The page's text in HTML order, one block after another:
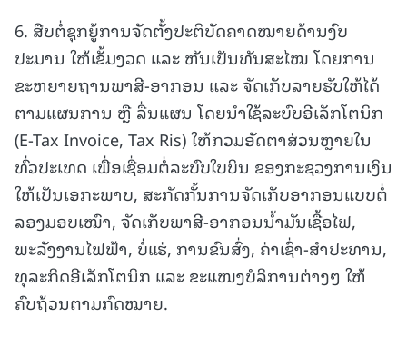
6. ສືບຕໍ່ຊຸກຍູ້ການຈັດຕັ້ງປະຕິບັດຄາດໝາຍດ້ານງົບ
ປະມານ ໃຫ້ເຂັ້ມງວດ ແລະ ຫັນເປັນທັນສະໄໝ ໂດຍການ
ຂະຫຍາຍຖານພາສີ-ອາກອນ ແລະ ຈັດເກັບລາຍຮັບໃຫ້ໄດ້
ຕາມແຜນການ ຫຼື ລື່ນແຜນ ໂດຍນໍາໃຊ້ລະບົບອີເລັກໂຕນິກ
(E-Tax Invoice, Tax Ris) ໃຫ້ກວມອັດຕາສ່ວນຫຼາຍໃນ
ທົ່ວປະເທດ ເພື່ອເຊື່ອມຕໍ່ລະບົບໃບບິນ ຂອງກະຊວງການເງິນ
ໃຫ້ເປັນເອກະພາບ, ສະກັດກັ້ນການຈັດເກັບອາກອນແບບຕໍ່
ລອງມອບເໝົາ, ຈັດເກັບພາສີ-ອາກອນນໍ້າມັນເຊື້ອໄຟ,
ພະລັງງານໄຟຟ້າ, ບໍ່ແຮ່, ການຂົນສົ່ງ, ຄ່າເຊົ່າ-ສຳປະທານ,
ທຸລະກິດອີເລັກໂຕນິກ ແລະ ຂະແໜງບໍລິການຕ່າງໆ ໃຫ້
ຄົບຖ້ວນຕາມກົດໝາຍ.